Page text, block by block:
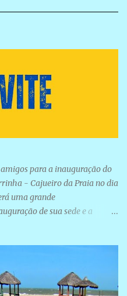
para a inauguração do
- Cajueiro da Praia no dia
uma grande
de sua sede e a